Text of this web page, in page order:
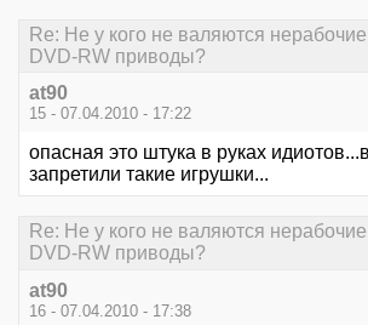
Re: Не у кого не валяются
DVD-RW приводы?
at90
15 - 07.04.2010 - 17:22
опасная это штука в руках
запретили такие игрушки...
Re: Не у кого не валяются
DVD-RW приводы?
at90
16 - 07.04.2010 - 17:38